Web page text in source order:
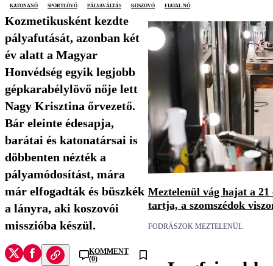
katonanő
sportlövő pályaváltás Koszovó fiatal nő
Kozmetikusként kezdte
pályafutását, azonban két
év alatt a Magyar
Honvédség egyik legjobb
gépkarabélylövő nője lett
Nagy Krisztina őrvezető.
Bár eleinte édesapja,
barátai és katonatársai is
döbbenten nézték a
pályamódosítást, mára
már elfogadták és büszkék
a lányra, aki koszovói
misszióba készül.
KOMMENT
(0)
Videó
Meztelenül vág hajat a 21
tartja, a szomszédok
FODRÁSZOK MEZTELENÜL